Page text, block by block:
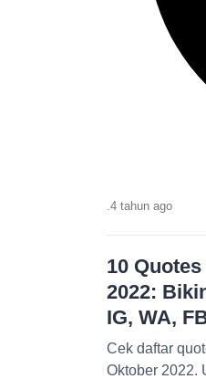
4 tahun ago
10
2022:
IG, WA,
Cek daftar
Oktober 2022.